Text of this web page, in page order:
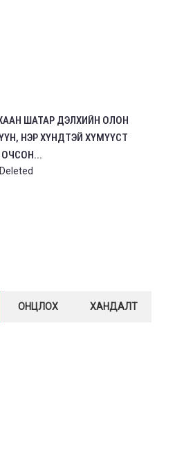
ШАТАР ДЭЛХИЙН ОЛОН
НЭР ХҮНДТЭЙ ХҮМҮҮСТ
ОЧСОН...
Deleted
ОНЦЛОХ ХАНДАЛТ